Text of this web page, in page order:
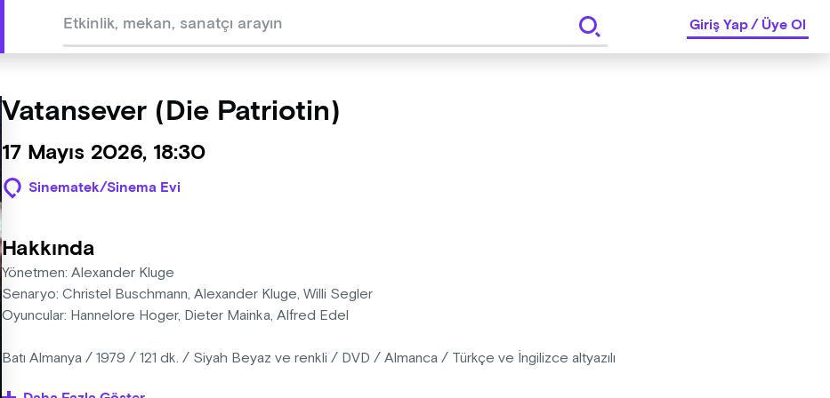
Giriş Yap/Üye Ol
Vatansever (Die Patriotin)
17 Mayıs 2026, 18:30
Sinematek/Sinema Evi
Hakkında
Yönetmen: Alexander Kluge
Senaryo: Christel Buschmann, Alexander Kluge, Willi Segler
Oyuncular: Hannelore Hoger, Dieter Mainka, Alfred Edel
Batı Almanya / 1979 / 121 dk. / Siyah Beyaz ve renkli / DVD / Almanca / Türkçe ve İngilizce altyazılı